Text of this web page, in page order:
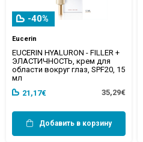
-40%
Eucerin
EUCERIN HYALURON - FILLER +
ЭЛАСТИЧНОСТЬ, крем для
области вокруг глаз, SPF20, 15
мл
21,17€
35,29€
Добавить в корзину